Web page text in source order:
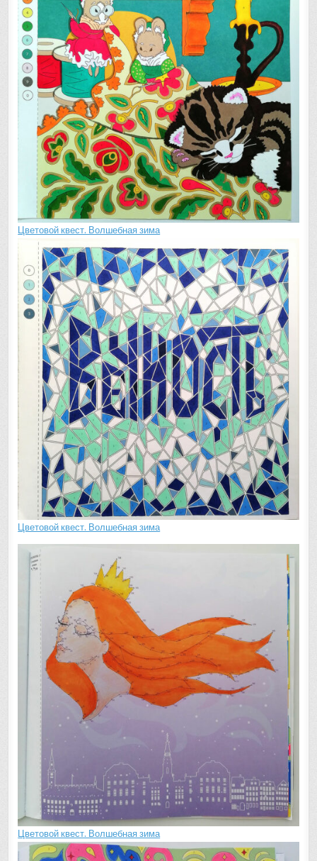
Цветовой квест. Волшебная зима
Цветовой квест. Волшебная зима
Цветовой квест. Волшебная зима